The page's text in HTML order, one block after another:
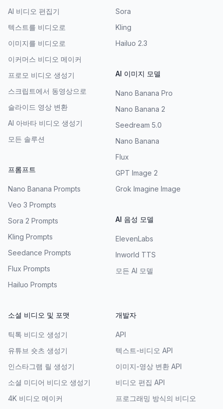
AI 비디오 편집기
텍스트를 비디오로
이미지를 비디오로
이커머스 비디오 메이커
프로모 비디오 생성기
스크립트에서 동영상으로
슬라이드 영상 변환
AI 아바타 비디오 생성기
모든 솔루션
프롬프트
Nano Banana Prompts
Veo 3 Prompts
Sora 2 Prompts
Kling Prompts
Seedance Prompts
Flux Prompts
Hailuo Prompts
Sora
Kling
Hailuo 2.3
AI 이미지 모델
Nano Banana Pro
Nano Banana 2
Seedream 5.0
Nano Banana
Flux
GPT Image 2
Grok Imagine Image
AI 음성 모델
ElevenLabs
Inworld TTS
모든 AI 모델
소셜 비디오 및 포맷
틱톡 비디오 생성기
유튜브 숏츠 생성기
인스타그램 릴 생성기
소셜 미디어 비디오 생성기
4K 비디오 메이커
개발자
API
텍스트-비디오 API
이미지-영상 변환 API
비디오 편집 API
프로그래밍 방식의 비디오